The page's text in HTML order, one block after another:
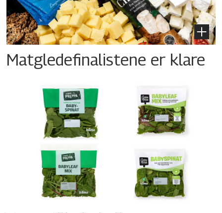
Matgledefinalistene er klare